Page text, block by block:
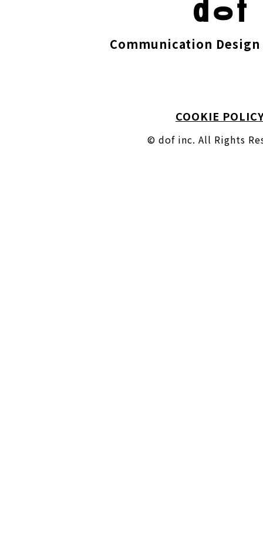
Communication Design
COOKIE
© dof inc. All Rights